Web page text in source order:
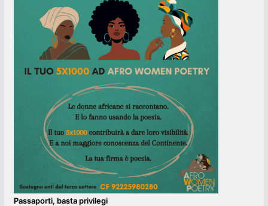
Passaporti, basta privilegi